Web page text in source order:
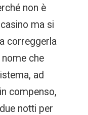
non è
ma si
correggerla
che
ad
compenso,
notti per